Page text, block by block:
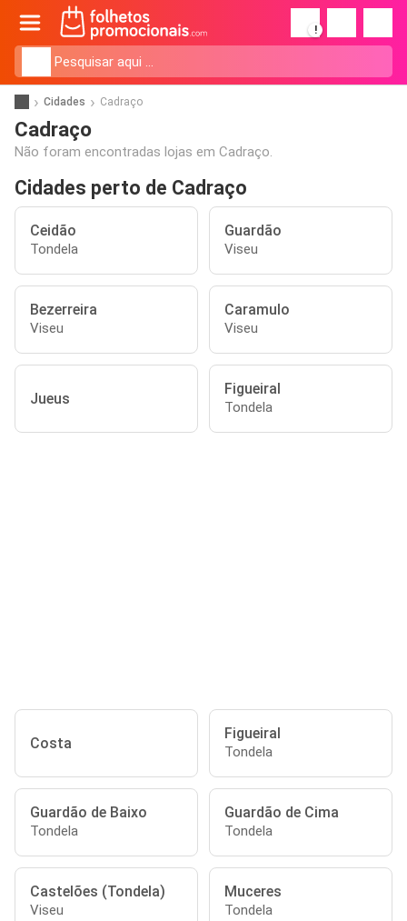
!
Cidades Cadraço
Cadraço
Não foram encontradas lojas em Cadraço.
Cidades perto de Cadraço
Ceidão
Tondela
Guardão
Viseu
Bezerreira
Viseu
Caramulo
Viseu
Jueus
Figueiral
Tondela
Costa
Figueiral
Tondela
Guardão de Baixo
Tondela
Guardão de Cima
Tondela
Castelões (Tondela)
Viseu
Muceres
Tondela